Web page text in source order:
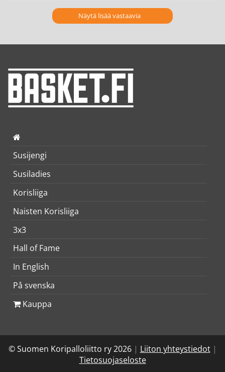
Näytä lisää vastaavia
Susijengi
Susiladies
Korisliiga
Naisten Korisliiga
3x3
Hall of Fame
In English
På svenska
Kauppa
© Suomen Koripalloliitto ry 2026 | Liiton yhteystiedot |
Tietosuojaseloste